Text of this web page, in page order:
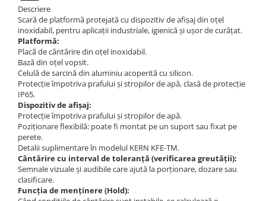
Descriere
Scară de platformă protejată cu dispozitiv de afișaj din oțel
inoxidabil, pentru aplicații industriale, igienică și ușor de curățat.
Platformă:
Placă de cântărire din oțel inoxidabil.
Bază din oțel vopsit.
Celulă de sarcină din aluminiu acoperită cu silicon.
Protecție împotriva prafului și stropilor de apă, clasă de protecție
IP65.
Dispozitiv de afișaj:
Protecție împotriva prafului și stropilor de apă.
Poziționare flexibilă: poate fi montat pe un suport sau fixat pe
perete.
Detalii suplimentare în modelul KERN KFE-TM.
Cântărire cu interval de toleranță (verificarea greutății):
Semnale vizuale și audibile care ajută la porționare, dozare sau
clasificare.
Funcția de menținere (Hold):